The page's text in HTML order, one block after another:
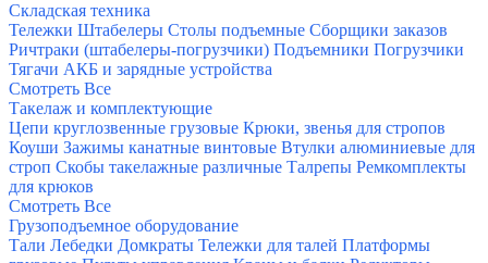
Складская техника
Тележки Штабелеры Столы подъемные Сборщики заказов
Ричтраки (штабелеры-погрузчики) Подъемники Погрузчики
Тягачи АКБ и зарядные устройства
Смотреть Все
Такелаж и комплектующие
Цепи круглозвенные грузовые Крюки, звенья для стропов
Коуши Зажимы канатные винтовые Втулки алюминиевые для
строп Скобы такелажные различные Талрепы Ремкомплекты
для крюков
Смотреть Все
Грузоподъемное оборудование
Тали Лебедки Домкраты Тележки для талей Платформы